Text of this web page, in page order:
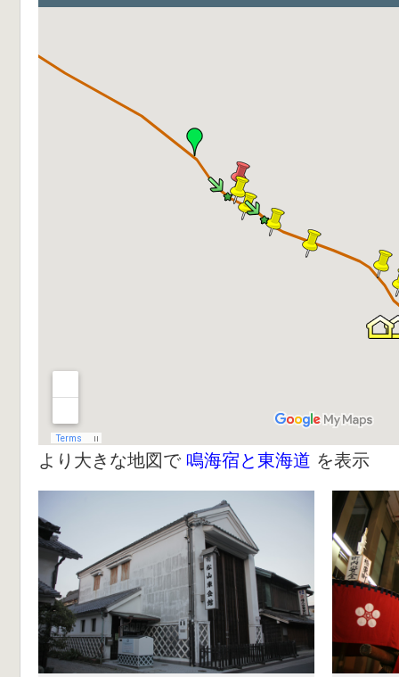
より大きな地図で 鳴海宿と東海道 を表示